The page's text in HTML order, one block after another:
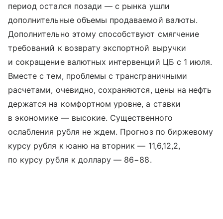
период остался позади — с рынка ушли
дополнительные объемы продаваемой валюты.
Дополнительно этому способствуют смягчение
требований к возврату экспортной выручки
и сокращение валютных интервенций ЦБ с 1 июля.
Вместе с тем, проблемы с трансграничными
расчетами, очевидно, сохраняются, цены на нефть
держатся на комфортном уровне, а ставки
в экономике — высокие. Существенного
ослабления рубля не ждем. Прогноз по биржевому
курсу рубля к юаню на вторник — 11,6,12,2,
по курсу рубля к доллару — 86−88.